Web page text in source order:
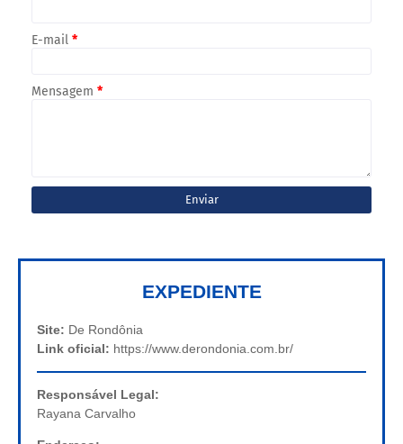
E-mail *
Mensagem *
EXPEDIENTE
Site: De Rondônia
Link oficial: https://www.derondonia.com.br/
Responsável Legal:
Rayana Carvalho